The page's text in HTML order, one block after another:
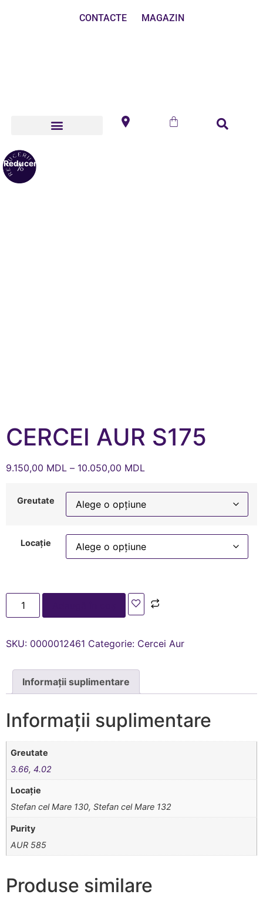
CONTACTE MAGAZIN
Reduceri!
CERCEI AUR S175
9.150,00 MDL – 10.050,00 MDL
Greutate
Locație
SKU: 0000012461 Categorie: Cercei Aur
Informații suplimentare
Informații suplimentare
Greutate
3.66,4.02
Locație
Stefan cel Mare 130, Stefan cel Mare 132
Purity
AUR 585
Produse similare